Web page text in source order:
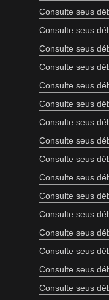
Consulte seus
Consulte seus
Consulte seus
Consulte seus
Consulte seus
Consulte seus
Consulte seus
Consulte seus
Consulte seus
Consulte seus
Consulte seus
Consulte seus
Consulte seus
Consulte seus
Consulte seus
Consulte seus